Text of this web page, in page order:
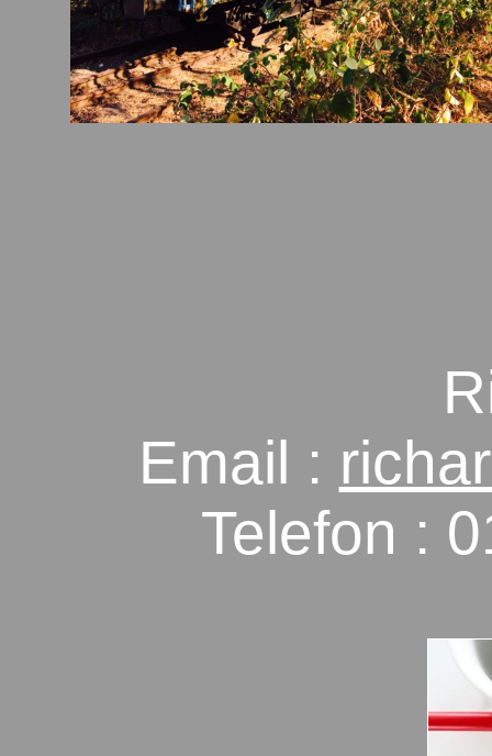
Email :
Telefon :